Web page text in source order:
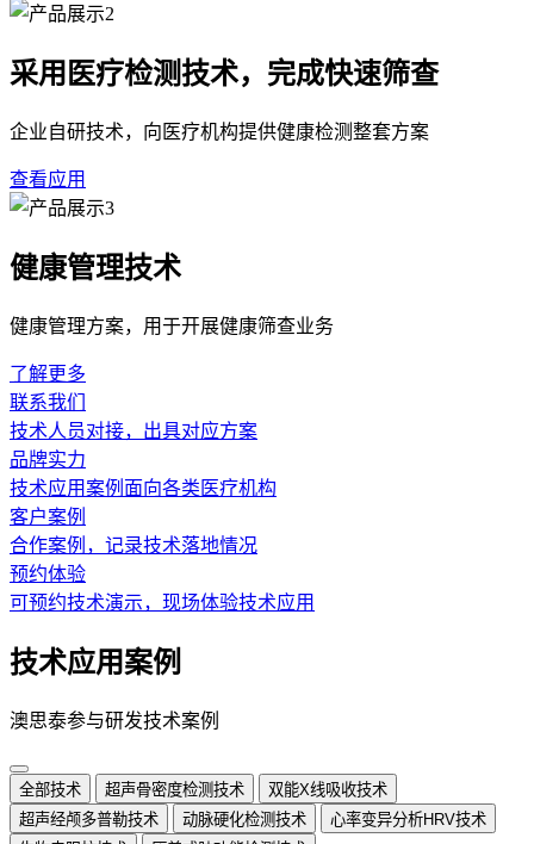
采用医疗检测技术，完成快速筛查
企业自研技术，向医疗机构提供健康检测整套方案
查看应用
健康管理技术
健康管理方案，用于开展健康筛查业务
了解更多
联系我们
技术人员对接，出具对应方案
品牌实力
技术应用案例面向各类医疗机构
客户案例
合作案例，记录技术落地情况
预约体验
可预约技术演示，现场体验技术应用
技术应用案例
澳思泰参与研发技术案例
全部技术 超声骨密度检测技术
双能X线吸收技术
超声经颅多普勒技术
动脉硬化检测技术
心率变异分析HRV技术